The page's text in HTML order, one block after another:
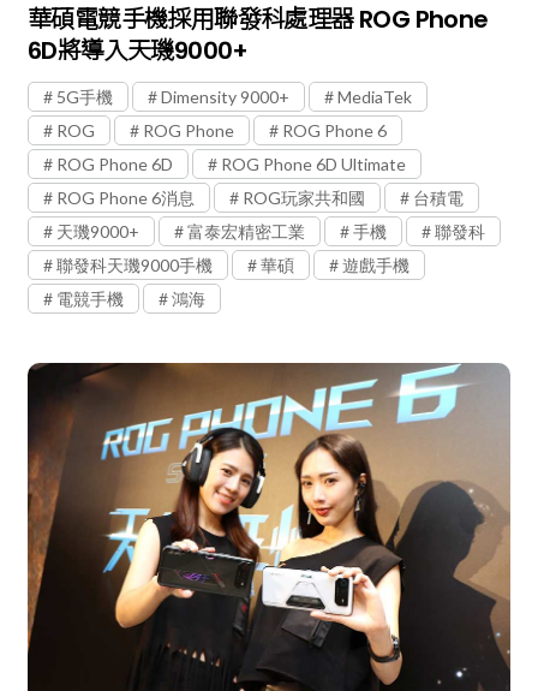
華碩電競手機採用聯發科處理器 ROG Phone
6D將導入天璣9000+
5G手機 Dimensity 9000+
MediaTek
ROG
ROG Phone
ROG Phone 6
ROG Phone 6D
ROG Phone 6D Ultimate
ROG Phone 6消息
ROG玩家共和國
台積電
天璣9000+
富泰宏精密工業 手機
聯發科
聯發科天璣9000手機
華碩
遊戲手機
電競手機
鴻海